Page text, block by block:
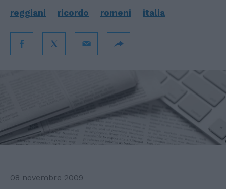
reggiani ricordo romeni italia
08 novembre 2009